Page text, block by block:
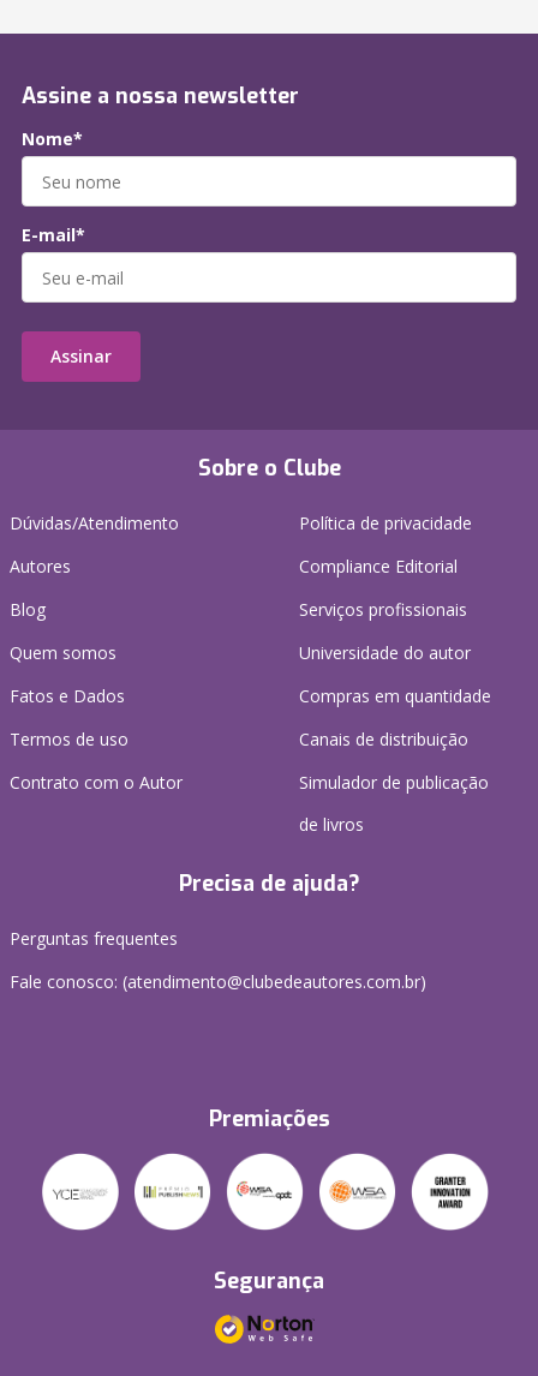
Sobre o Clube
Dúvidas/Atendimento
Autores
Blog
Quem somos
Fatos e Dados
Termos de uso
Contrato com o Autor
Política de privacidade
Compliance Editorial
Serviços profissionais
Universidade do autor
Compras em quantidade
Canais de distribuição
Simulador de publicação
de livros
Precisa de ajuda?
Perguntas frequentes
Fale conosco: (atendimento@clubedeautores.com.br)
Premiações
Segurança
Assine a nossa newsletter
Nome*
E-mail*
Assinar